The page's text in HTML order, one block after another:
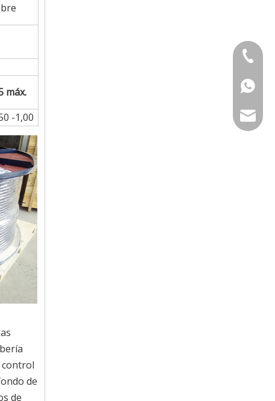
máx.
-1,00
control
de
de
+86-
+86-